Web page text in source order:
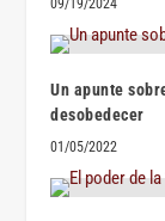
Un apunte
desobedecer
01/05/2022